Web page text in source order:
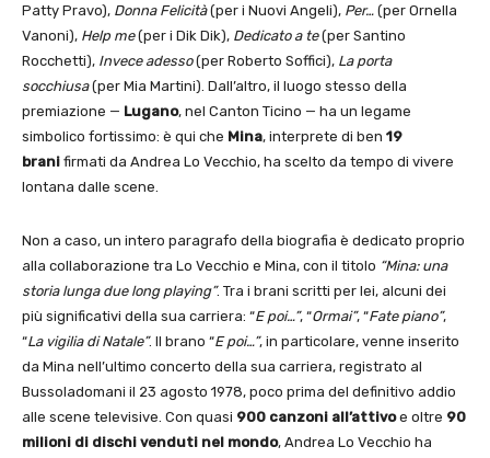
Patty Pravo), Donna Felicità(per i Nuovi Angeli), Per… (per Ornella
Vanoni), Help me(per i Dik Dik), Dedicato a te(per Santino
Rocchetti), Invece adesso(per Roberto Soffici), La porta
socchiusa(per Mia Martini). Dall’altro, il luogo stesso della
premiazione — Lugano, nel Canton Ticino — ha un legame
simbolico fortissimo: è qui che Mina, interprete di ben 19
brani firmati da Andrea Lo Vecchio, ha scelto da tempo di vivere
lontana dalle scene.
Non a caso, un intero paragrafo della biografia è dedicato proprio
alla collaborazione tra Lo Vecchio e Mina, con il titolo “Mina: una
storia lunga due long playing”. Tra i brani scritti per lei, alcuni dei
più significativi della sua carriera: “E poi…”, “Ormai”, “Fate piano”,
“La vigilia di Natale”. Il brano “E poi…”, in particolare, venne inserito
da Mina nell’ultimo concerto della sua carriera, registrato al
Bussoladomani il 23 agosto 1978, poco prima del definitivo addio
alle scene televisive. Con quasi 900 canzoni all’attivoe oltre 90
milioni di dischi venduti nel mondo, Andrea Lo Vecchio ha